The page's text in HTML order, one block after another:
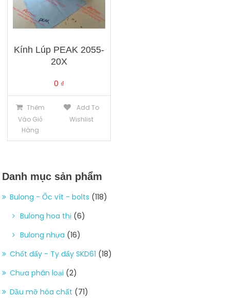
Kính Lúp PEAK 2055-
20X
0 ₫
Thêm
Vào Giỏ
Hàng
Add To
Wishlist
Danh mục sản phẩm
Bulong - Ốc vít - bolts (118)
Bulong hoa thị (6)
Bulong nhựa (16)
Chốt đẩy - Ty đẩy SKD61 (18)
Chưa phân loại (2)
Dầu mỡ hóa chất (71)